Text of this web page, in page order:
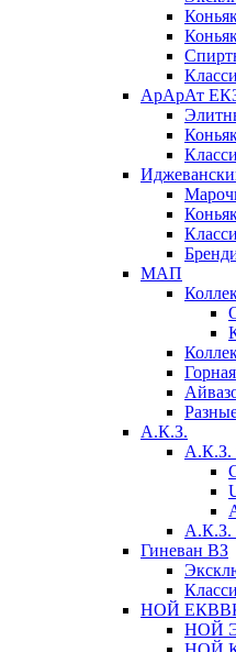
АрАрАт
МАП
А.К.З.
А.К.З.
А.К.З.
Гиневан ВЗ
НОЙ
НОЙ